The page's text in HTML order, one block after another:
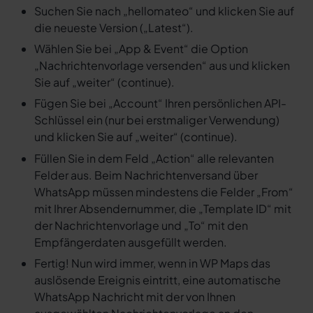
Suchen Sie nach „hellomateo“ und klicken Sie auf
die neueste Version („Latest“).
Wählen Sie bei „App & Event“ die Option
„Nachrichtenvorlage versenden“ aus und klicken
Sie auf „weiter“ (continue).
Fügen Sie bei „Account“ Ihren persönlichen API-
Schlüssel ein (nur bei erstmaliger Verwendung)
und klicken Sie auf „weiter“ (continue).
Füllen Sie in dem Feld „Action“ alle relevanten
Felder aus. Beim Nachrichtenversand über
WhatsApp müssen mindestens die Felder „From“
mit Ihrer Absendernummer, die „Template ID“ mit
der Nachrichtenvorlage und „To“ mit den
Empfängerdaten ausgefüllt werden.
Fertig! Nun wird immer, wenn in WP Maps das
auslösende Ereignis eintritt, eine automatische
WhatsApp Nachricht mit der von Ihnen